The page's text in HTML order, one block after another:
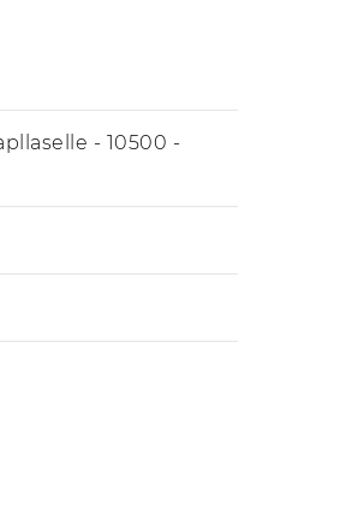
- 10500 -